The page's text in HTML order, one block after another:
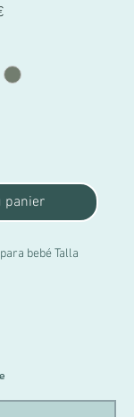
panier
bebé Talla